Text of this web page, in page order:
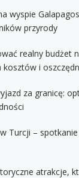
wyspie
przyrody
realny budżet
kosztów i
za granicę:
Turcji –
atrakcje,